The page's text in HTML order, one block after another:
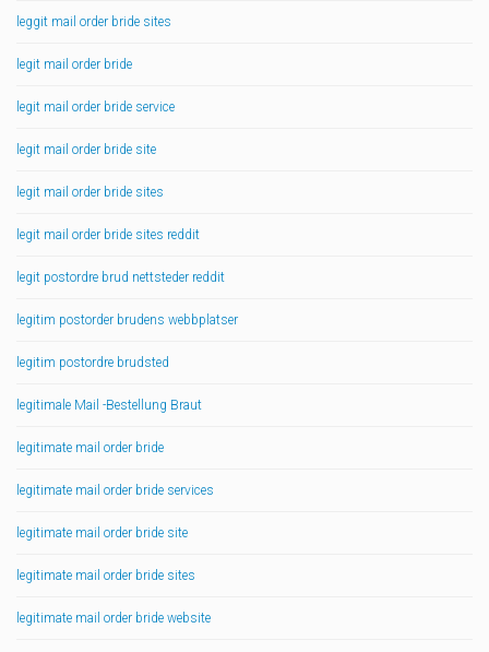
leggit mail order bride sites
legit mail order bride
legit mail order bride service
legit mail order bride site
legit mail order bride sites
legit mail order bride sites reddit
legit postordre brud nettsteder reddit
legitim postorder brudens webbplatser
legitim postordre brudsted
legitimale Mail -Bestellung Braut
legitimate mail order bride
legitimate mail order bride services
legitimate mail order bride site
legitimate mail order bride sites
legitimate mail order bride website